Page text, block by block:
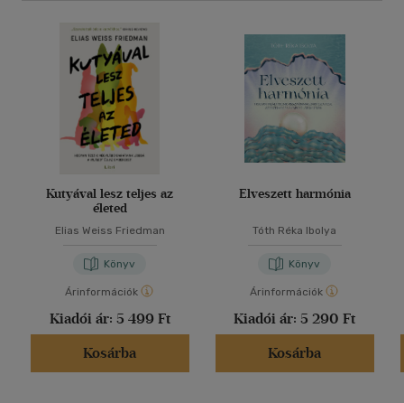
Kutyával lesz teljes az
életed
Elias Weiss Friedman
Könyv
Árinformációk
Kiadói ár: 5 499 Ft
Kosárba
Elveszett harmónia
Tóth Réka Ibolya
Könyv
Árinformációk
Kiadói ár: 5 290 Ft
Kosárba